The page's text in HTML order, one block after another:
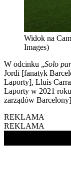
Widok na
Images)
W odcinku „Solo
Jordi [fanatyk
Laporty], Lluís
Laporty w 2021
zarządów
REKLAMA
REKLAMA